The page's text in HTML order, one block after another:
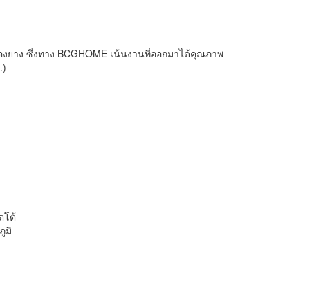
ยาง ซึ่งทาง BCGHOME เน้นงานที่ออกมาได้คุณภาพ
โต้
มิ